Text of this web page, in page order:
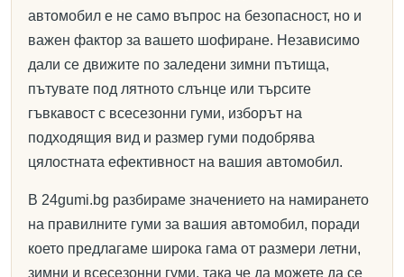
автомобил е не само въпрос на безопасност, но и
важен фактор за вашето шофиране. Независимо
дали се движите по заледени зимни пътища,
пътувате под лятното слънце или търсите
гъвкавост с всесезонни гуми, изборът на
подходящия вид и размер гуми подобрява
цялостната ефективност на вашия автомобил.
В 24gumi.bg разбираме значението на намирането
на правилните гуми за вашия автомобил, поради
което предлагаме широка гама от размери летни,
зимни и всесезонни гуми, така че да можете да се